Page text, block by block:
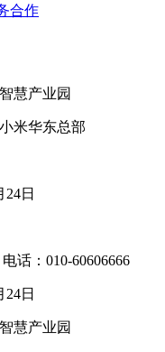
合作
慧产业园
米华东总部
24日
话：010-60606666
24日
慧产业园